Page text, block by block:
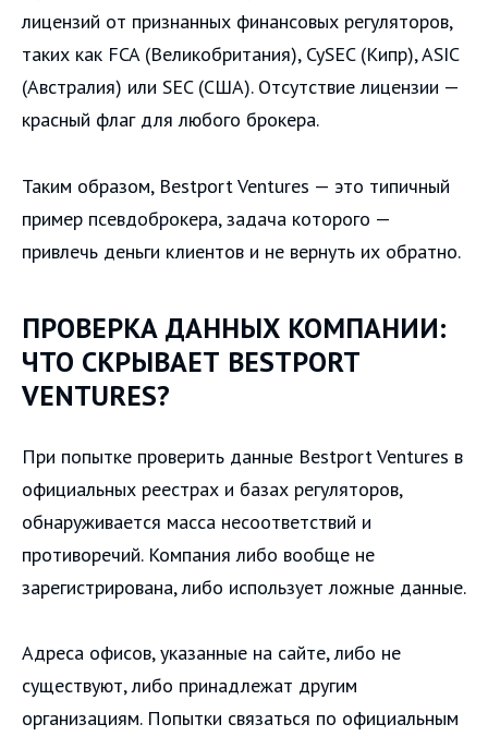
лицензий от признанных финансовых регуляторов,
таких как FCA (Великобритания), CySEC (Кипр), ASIC
(Австралия) или SEC (США). Отсутствие лицензии —
красный флаг для любого брокера.
Таким образом, Bestport Ventures — это типичный
пример псевдоброкера, задача которого —
привлечь деньги клиентов и не вернуть их обратно.
ПРОВЕРКА ДАННЫХ КОМПАНИИ:
ЧТО СКРЫВАЕТ BESTPORT
VENTURES?
При попытке проверить данные Bestport Ventures в
официальных реестрах и базах регуляторов,
обнаруживается масса несоответствий и
противоречий. Компания либо вообще не
зарегистрирована, либо использует ложные данные.
Адреса офисов, указанные на сайте, либо не
существуют, либо принадлежат другим
организациям. Попытки связаться по официальным